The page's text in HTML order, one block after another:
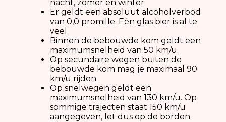
nacht, zomer en winter.
Er geldt een absoluut alcoholverbod
van 0,0 promille. Eén glas bier is al te
veel.
Binnen de bebouwde kom geldt een
maximumsnelheid van 50 km/u.
Op secundaire wegen buiten de
bebouwde kom mag je maximaal 90
km/u rijden.
Op snelwegen geldt een
maximumsnelheid van 130 km/u. Op
sommige trajecten staat 150 km/u
aangegeven, let dus op de borden.